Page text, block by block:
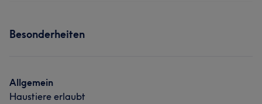
Besonderheiten
Allgemein
Haustiere erlaubt